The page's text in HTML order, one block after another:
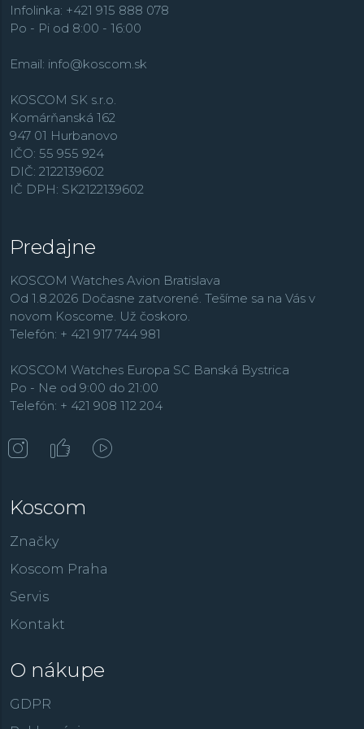
Edifice, outdoorovéPro Trek
retro radVintage,alebo rádiom riadené modely
Infolinka: +421 915 888 078
Po - Pi od 8:00 - 16:00
Email: info@koscom.sk
KOSCOM SK s.r.o.
Komárňanská 162
947 01 Hurbanovo
IČO: 55 955 924
DIČ: 2122139602
IČ DPH: SK2122139602
Predajne
KOSCOM Watches Avion Bratislava
Od 1.8.2026 Dočasne zatvorené. Tešíme sa na Vás v
novom Koscome. Už čoskoro.
Telefón: + 421 917 744 981
KOSCOM Watches Europa SC Banská Bystrica
Po - Ne od 9:00 do 21:00
Telefón: + 421 908 112 204
Koscom
Značky
Koscom Praha
Servis
Kontakt
O nákupe
GDPR